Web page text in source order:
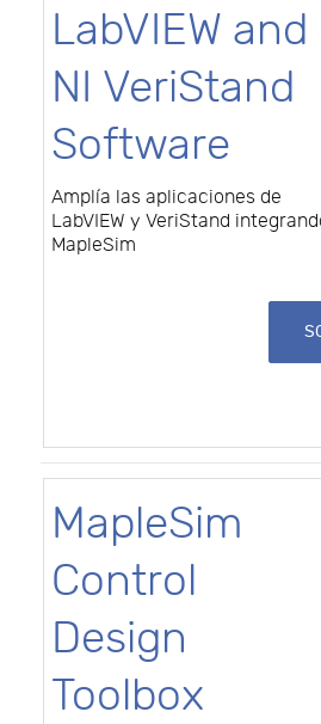
LabVIEW and
NI VeriStand
Software
Amplía las aplicaciones de
LabVIEW y VeriStand
MapleSim
MapleSim
Control
Design
Toolbox